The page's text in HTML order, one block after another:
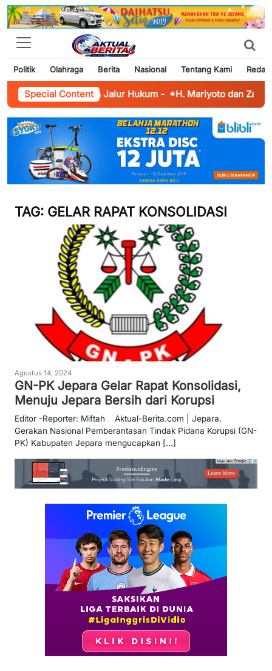
Politik Olahraga Berita Nasional Tentang Kami
Special Content
Upah, Tempuh Jalur Hukum- *H. Mariyoto dan Zaenal
TAG: GELAR RAPAT KONSOLIDASI
Agustus 14, 2024
GN-PK Jepara Gelar Rapat Konsolidasi,
Menuju Jepara Bersih dari Korupsi
Editor -Reporter: Miftah Aktual-Berita.com | Jepara.
Gerakan Nasional Pemberantasan Tindak Pidana Korupsi (GN-
PK) Kabupaten Jepara mengucapkan [...]